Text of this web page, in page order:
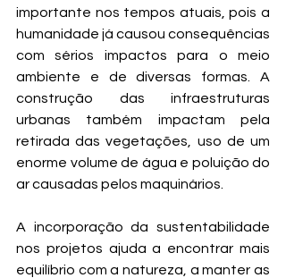
importante nos tempos atuais, pois a
humanidade já causou consequências
com sérios impactos para o meio
ambiente e de diversas formas. A
construção das infraestruturas
urbanas também impactam pela
retirada das vegetações, uso de um
enorme volume de água e poluição do
ar causadas pelos maquinários.
A incorporação da sustentabilidade
nos projetos ajuda a encontrar mais
equilíbrio com a natureza, a manter as